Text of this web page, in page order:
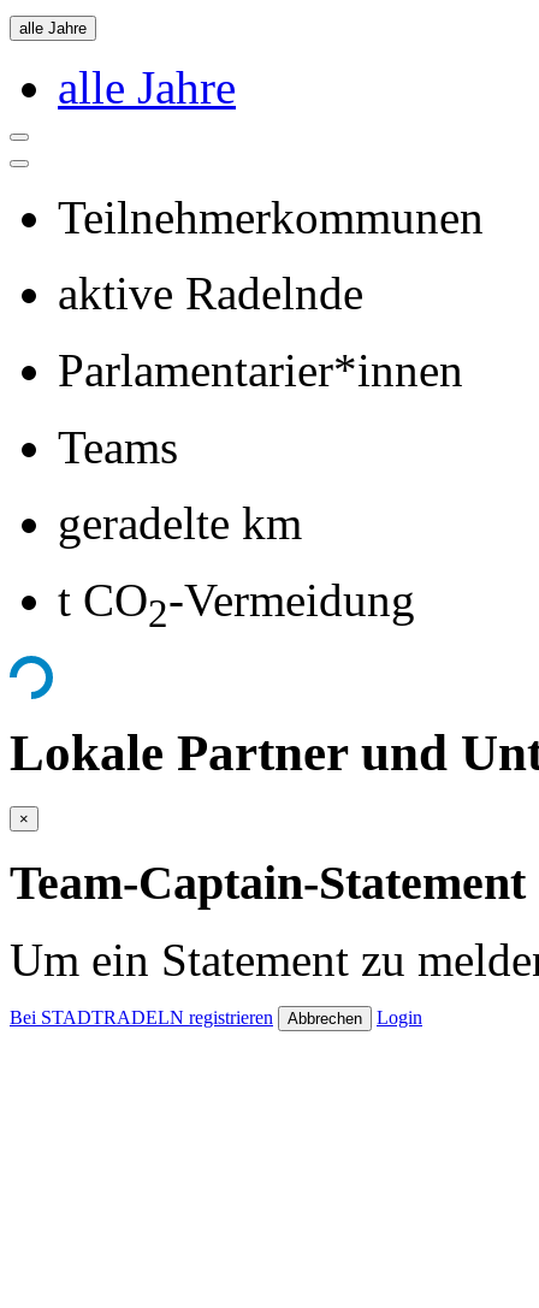
alle Jahre
alle Jahre
Teilnehmerkommunen
aktive Radelnde
Parlamentarier*innen
Teams
geradelte km
t CO2-Vermeidung
Lokale Partner und
×
Team-Captain-
Um ein Statement zu
Bei STADTRADELN registrieren Abbrechen Login